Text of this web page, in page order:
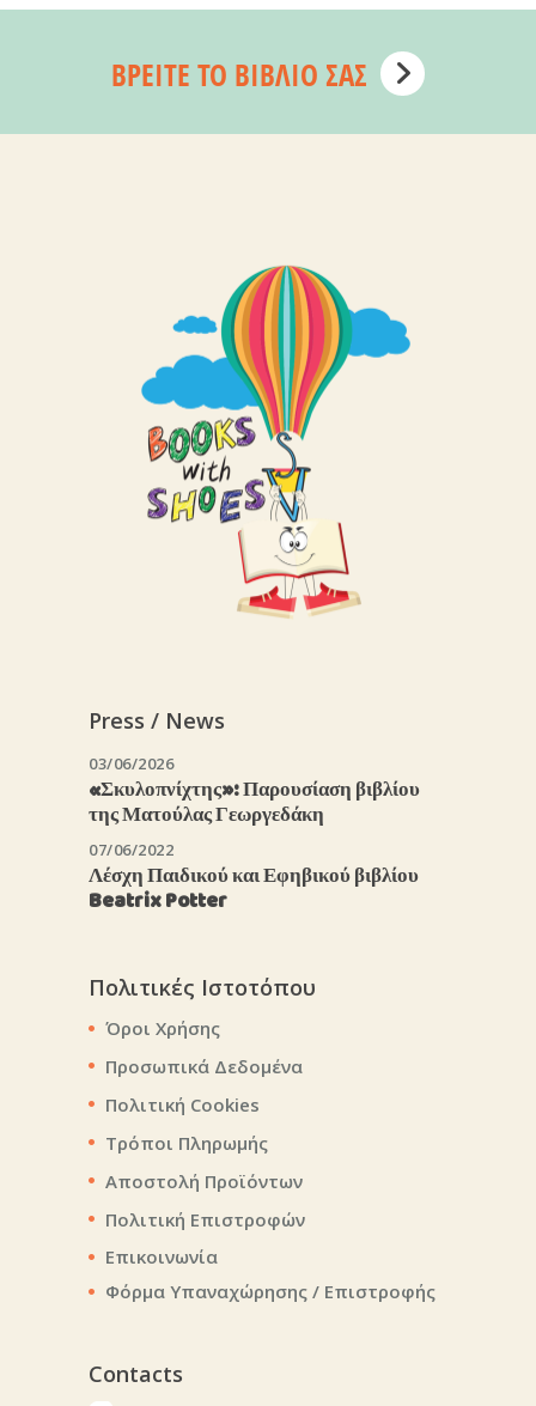
ΒΡΕΊΤΕ ΤΟ ΒΙΒΛΊΟ ΣΑΣ
Press / News
03/06/2026
«Σκυλοπνίχτης»: Παρουσίαση βιβλίου
της Ματούλας Γεωργεδάκη
07/06/2022
Λέσχη Παιδικού και Εφηβικού βιβλίου
Beatrix Potter
Πολιτικές Ιστοτόπου
Όροι Χρήσης
Προσωπικά Δεδομένα
Πολιτική Cookies
Τρόποι Πληρωμής
Αποστολή Προϊόντων
Πολιτική Επιστροφών
Επικοινωνία
Φόρμα Υπαναχώρησης / Επιστροφής
Contacts